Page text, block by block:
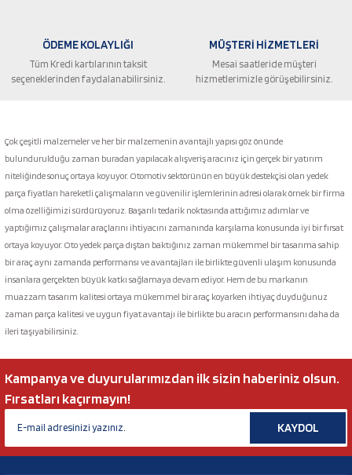
Gönder
ÖDEME KOLAYLIĞI
Tüm Kredi kartılarının taksit
seçeneklerinden faydalanabilirsiniz.
MÜŞTERİ HİZMETLERİ
Mesai saatleride müşteri
hizmetlerimizle görüşebilirsiniz.
Çok çeşitli malzemeler ve her bir malzemenin avantajlı yapısı göz önünde
bulundurulduğu zaman buradan yapılacak alışveriş aracınız için gerçek bir yatırım
niteliğinde sonuç ortaya koyuyor. Otomotiv sektörünün en büyük destekçisi olan yedek
parça fiyatları hareketli çalışmaların ve güvenilir işlemlerinin adresi olarak örnek bir firma
olma özelliğimizi sürdürüyoruz. Başarılı tedarik noktasında attığımız adımlar ve
yaptığımız çalışmalar araçlarını ihtiyacını zamanında karşılama konusunda iyi bir fırsat
ortaya koyuyor. Oto yedek parça dıştan baktığınız zaman mükemmel bir tasarıma sahip
bir araç aynı zamanda performansı ve avantajları ile birlikte güvenli ulaşım konusunda
insanlara gerçekten büyük katkı sağlamaya devam ediyor. Hem de bu markanın
muazzam tasarım kalitesi ortaya mükemmel bir araç koyarken ihtiyaç duyduğunuz
zaman parça kalitesi ve uygun fiyat avantajı ile birlikte bu aracın performansını daha da
ileri taşıyabilirsiniz.
Kampanya ve duyurularımızdan ilk sizin haberiniz olsun.
Fırsatları kaçırmayın!
KAYDOL